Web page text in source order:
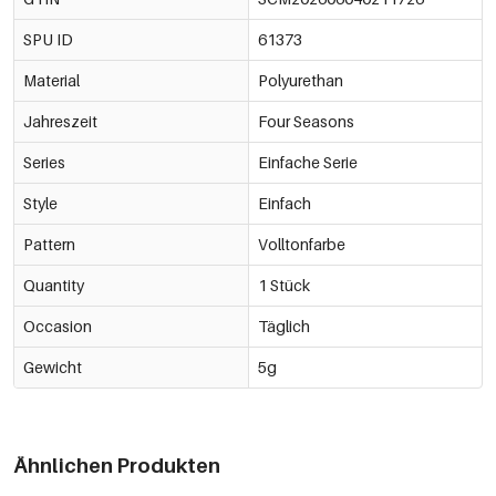
SPU ID 61373
Material Polyurethan
Jahreszeit Four Seasons
Series Einfache Serie
Style Einfach
Pattern Volltonfarbe
Quantity 1 Stück
Occasion Täglich
Gewicht 5g
Ähnlichen Produkten